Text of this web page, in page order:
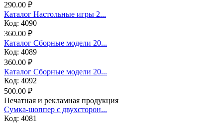
290.00 ₽
Каталог Настольные игры 2...
Код: 4090
360.00 ₽
Каталог Сборные модели 20...
Код: 4089
360.00 ₽
Каталог Сборные модели 20...
Код: 4092
500.00 ₽
Печатная и рекламная продукция
Сумка-шоппер с двухсторон...
Код: 4081